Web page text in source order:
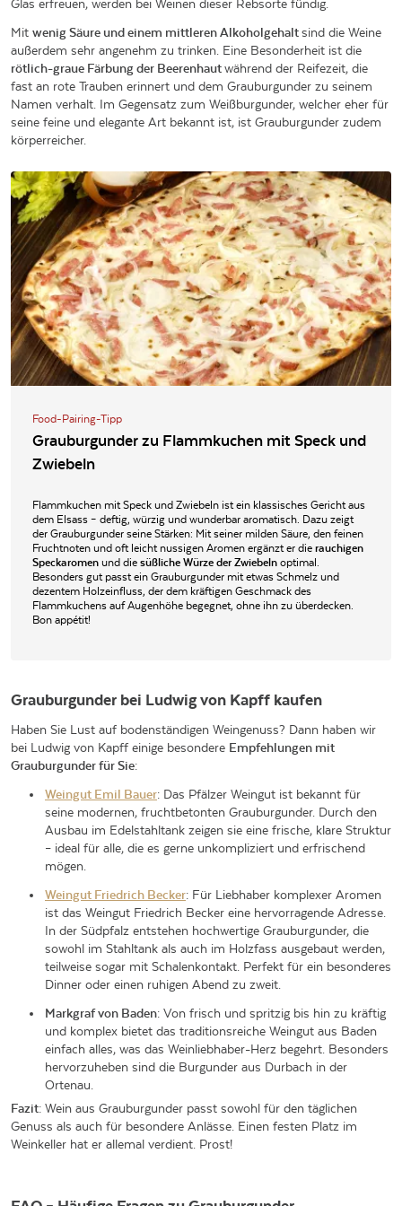
Glas erfreuen, werden bei Weinen dieser Rebsorte fündig.
Mit wenig Säure und einem mittleren Alkoholgehaltsind die Weine
außerdem sehr angenehm zu trinken. Eine Besonderheit ist die
rötlich-graue Färbung der Beerenhautwährend der Reifezeit, die
fast an rote Trauben erinnert und dem Grauburgunder zu seinem
Namen verhalt. Im Gegensatz zum Weißburgunder, welcher eher für
seine feine und elegante Art bekannt ist, ist Grauburgunder zudem
körperreicher.
Food-Pairing-Tipp
Grauburgunder zu Flammkuchen mit Speck und
Zwiebeln
Flammkuchen mit Speck und Zwiebeln ist ein klassisches Gericht aus
dem Elsass – deftig, würzig und wunderbar aromatisch. Dazu zeigt
der Grauburgunder seine Stärken: Mit seiner milden Säure, den feinen
Fruchtnoten und oft leicht nussigen Aromen ergänzt er die rauchigen
Speckaromen und die süßliche Würze der Zwiebeln optimal.
Besonders gut passt ein Grauburgunder mit etwas Schmelz und
dezentem Holzeinfluss, der dem kräftigen Geschmack des
Flammkuchens auf Augenhöhe begegnet, ohne ihn zu überdecken.
Bon appétit!
Grauburgunder bei Ludwig von Kapff kaufen
Haben Sie Lust auf bodenständigen Weingenuss? Dann haben wir
bei Ludwig von Kapff einige besondere Empfehlungen mit
Grauburgunder für Sie:
Weingut Emil Bauer: Das Pfälzer Weingut ist bekannt für
seine modernen, fruchtbetonten Grauburgunder. Durch den
Ausbau im Edelstahltank zeigen sie eine frische, klare Struktur
– ideal für alle, die es gerne unkompliziert und erfrischend
mögen.
Weingut Friedrich Becker: Für Liebhaber komplexer Aromen
ist das Weingut Friedrich Becker eine hervorragende Adresse.
In der Südpfalz entstehen hochwertige Grauburgunder, die
sowohl im Stahltank als auch im Holzfass ausgebaut werden,
teilweise sogar mit Schalenkontakt. Perfekt für ein besonderes
Dinner oder einen ruhigen Abend zu zweit.
Markgraf von Baden: Von frisch und spritzig bis hin zu kräftig
und komplex bietet das traditionsreiche Weingut aus Baden
einfach alles, was das Weinliebhaber-Herz begehrt. Besonders
hervorzuheben sind die Burgunder aus Durbach in der
Ortenau.
Fazit: Wein aus Grauburgunder passt sowohl für den täglichen
Genuss als auch für besondere Anlässe. Einen festen Platz im
Weinkeller hat er allemal verdient. Prost!